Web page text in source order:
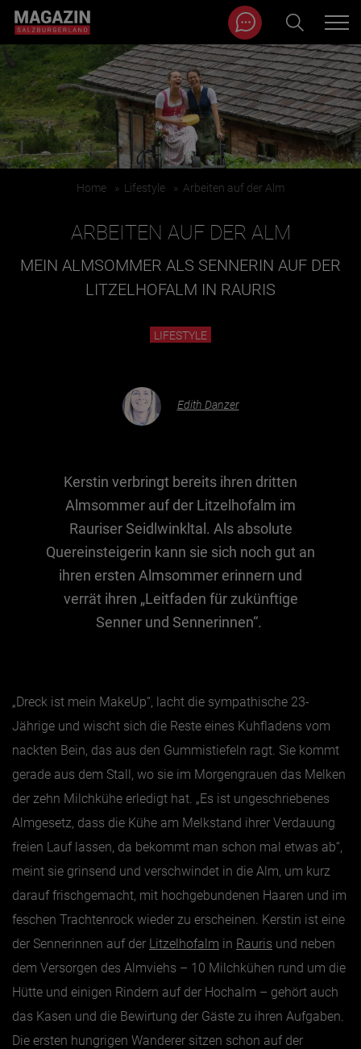
Zum Inhalt springen
BEITRÄGE IN MEINER NÄHE
Nachhaltigkeit
Kunst & Kultur
Brauchtum
BEITRÄGE NACH MONAT
Februar
März
April
Mai
Juni
Juli
Oktober
November
Magazin durchsuchen...
Home » Lifestyle » Arbeiten auf der Alm
ARBEITEN AUF DER ALM
MEIN ALMSOMMER ALS SENNERIN AUF DER
LITZELHOFALM IN RAURIS
LIFESTYLE
Edith Danzer
Kerstin verbringt bereits ihren dritten
Almsommer auf der Litzelhofalm im
Rauriser Seidlwinkltal. Als absolute
Quereinsteigerin kann sie sich noch gut an
ihren ersten Almsommer erinnern und
verrät ihren „Leitfaden für zukünftige
Senner und Sennerinnen“.
„Dreck ist mein MakeUp“, lacht die sympathische 23-
Jährige und wischt sich die Reste eines Kuhfladens vom
nackten Bein, das aus den Gummistiefeln ragt. Sie kommt
gerade aus dem Stall, wo sie im Morgengrauen das Melken
der zehn Milchkühe erledigt hat. „Es ist ungeschriebenes
Almgesetz, dass die Kühe am Melkstand ihrer Verdauung
freien Lauf lassen, da bekommt man schon mal etwas ab“,
meint sie grinsend und verschwindet in die Alm, um kurz
darauf frischgemacht, mit hochgebundenen Haaren und im
feschen Trachtenrock wieder zu erscheinen. Kerstin ist eine
der Sennerinnen auf der Litzelhofalm in Rauris und neben
dem Versorgen des Almviehs – 10 Milchkühen rund um die
Hütte und einigen Rindern auf der Hochalm – gehört auch
das Kasen und die Bewirtung der Gäste zu ihren Aufgaben.
Die ersten hungrigen Wanderer sitzen schon auf der